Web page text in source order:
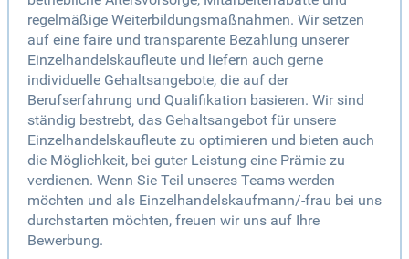
regelmäßige Weiterbildungsmaßnahmen. Wir setzen
auf eine faire und transparente Bezahlung unserer
Einzelhandelskaufleute und liefern auch gerne
individuelle Gehaltsangebote, die auf der
Berufserfahrung und Qualifikation basieren. Wir sind
ständig bestrebt, das Gehaltsangebot für unsere
Einzelhandelskaufleute zu optimieren und bieten auch
die Möglichkeit, bei guter Leistung eine Prämie zu
verdienen. Wenn Sie Teil unseres Teams werden
möchten und als Einzelhandelskaufmann/-frau bei uns
durchstarten möchten, freuen wir uns auf Ihre
Bewerbung.